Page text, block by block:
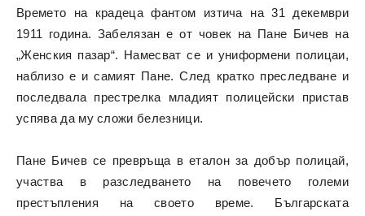
Времето на крадеца фантом изтича на 31 декември
1911 година. Забелязан е от човек на Пане Бичев на
„Женския пазар“. Намесват се и униформени полицаи,
наблизо е и самият Пане. След кратко преследване и
последвала престрелка младият полицейски пристав
успява да му сложи белезници.
Пане Бичев се превръща в еталон за добър полицай,
участва в разследването на повечето големи
престъпления на своето време. Българската